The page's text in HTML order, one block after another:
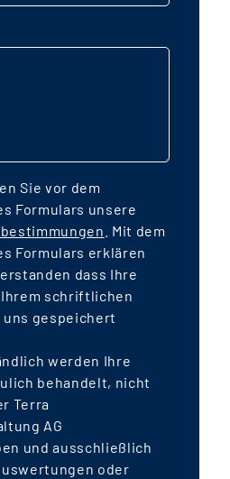
Sie vor dem
Formulars unsere
. Mit dem
Formulars erklären
dass Ihre
Ihrem schriftlichen
gespeichert
werden Ihre
behandelt, nicht
Terra
AG
und ausschließlich
oder